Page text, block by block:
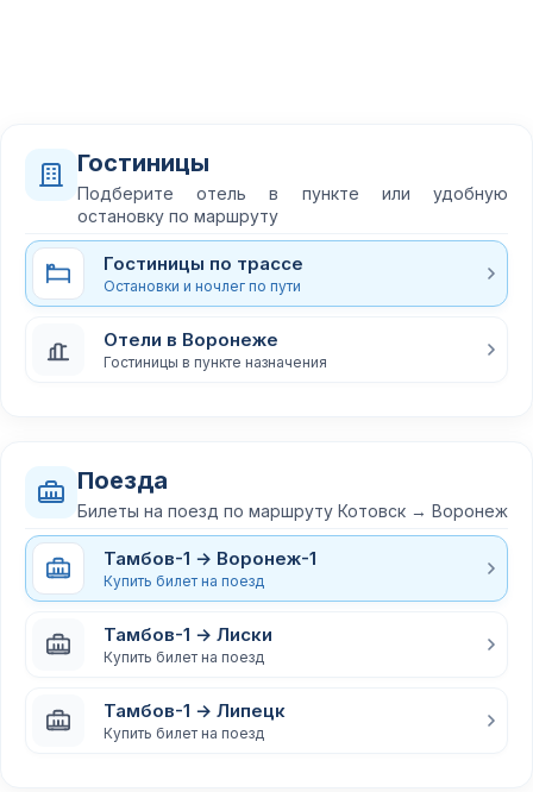
Гостиницы
Подберите отель в пункте или удобную
остановку по маршруту
Гостиницы по трассе
Остановки и ночлег по пути
Отели в Воронеже
Гостиницы в пункте назначения
Поезда
Билеты на поезд по маршруту Котовск → Воронеж
Тамбов-1 → Воронеж-1
Купить билет на поезд
Тамбов-1 → Лиски
Купить билет на поезд
Тамбов-1 → Липецк
Купить билет на поезд